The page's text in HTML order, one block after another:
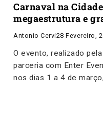
Carnaval na
megaestrutura e
Antonio Cervi28 Fevereiro,
O evento, realizado
parceria com Enter
nos dias 1 a 4 de